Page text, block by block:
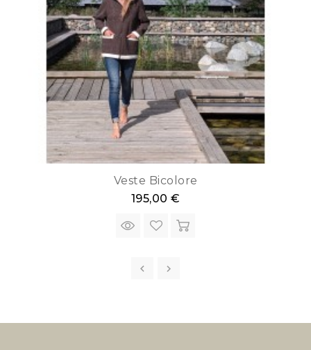
Veste Bicolore
195,00 €